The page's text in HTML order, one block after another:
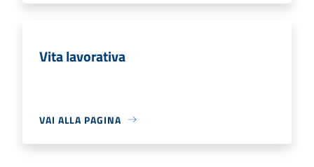
Vita lavorativa
VAI ALLA PAGINA